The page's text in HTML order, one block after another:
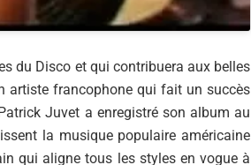
du Disco et qui contribuera aux belles
artiste francophone qui fait un succès
Juvet a enregistré son album au
la musique populaire américaine
qui aligne tous les styles en vogue à